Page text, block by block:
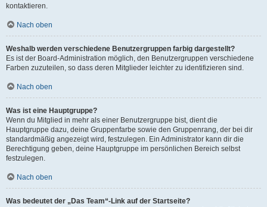
kontaktieren.
Nach oben
Weshalb werden verschiedene Benutzergruppen farbig dargestellt?
Es ist der Board-Administration möglich, den Benutzergruppen verschiedene
Farben zuzuteilen, so dass deren Mitglieder leichter zu identifizieren sind.
Nach oben
Was ist eine Hauptgruppe?
Wenn du Mitglied in mehr als einer Benutzergruppe bist, dient die
Hauptgruppe dazu, deine Gruppenfarbe sowie den Gruppenrang, der bei dir
standardmäßig angezeigt wird, festzulegen. Ein Administrator kann dir die
Berechtigung geben, deine Hauptgruppe im persönlichen Bereich selbst
festzulegen.
Nach oben
Was bedeutet der „Das Team“-Link auf der Startseite?